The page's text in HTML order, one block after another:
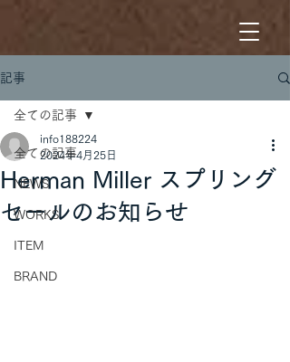
記事
全ての記事
NEWS
WORKS
ITEM
BRAND
全ての記事
Herman Miller スプリング
セールのお知らせ
info188224
2024年4月25日